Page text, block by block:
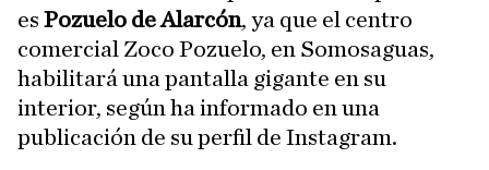
es Pozuelo de Alarcón, ya que el centro
comercial Zoco Pozuelo, en Somosaguas,
habilitará una pantalla gigante en su
interior, según ha informado en una
publicación de su perfil de Instagram.